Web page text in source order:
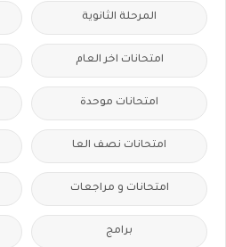
المرحلة الثانوية
امتحانات اخر العام
امتحانات موحدة
امتحانات نصف العا
امتحانات و مراجعات
برامج